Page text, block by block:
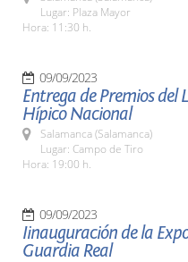
Lugar: Plaza Mayor
Hora: 11:30 h.
09/09/2023
Entrega de Premios del
Hípico Nacional
Salamanca (Salamanca)
Lugar: Campo de Tiro
Hora: 19:00 h.
09/09/2023
Iinauguración de la
Guardia Real